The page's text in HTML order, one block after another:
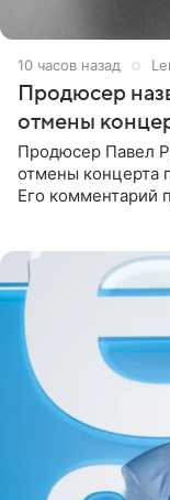
10 часов назад
Продюсер
отмены
Продюсер Павел
отмены концерта
Его комментарий